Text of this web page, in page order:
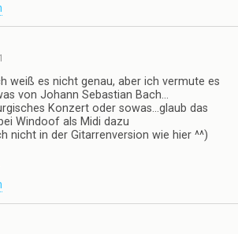
weiß es nicht genau, aber ich vermute es
von Johann Sebastian Bach…
Konzert oder sowas…glaub das
Windoof als Midi dazu
nicht in der Gitarrenversion wie hier ^^)